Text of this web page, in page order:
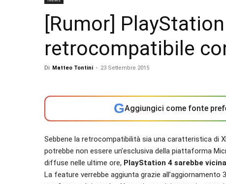
[Rumor]
retrocompatibile
Di Matteo Tontini - 23 Settembre 2015
GAggiungici come fonte
Sebbene la retrocompatibilità sia una caratteristica di
potrebbe non essere un’esclusiva della piattaforma
diffuse nelle ultime ore, PlayStation 4 sarebbe
La feature verrebbe aggiunta grazie all’aggiornamento